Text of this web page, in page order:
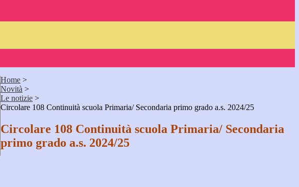
Home >
Novità >
Le notizie >
Circolare 108 Continuità scuola Primaria/ Secondaria primo grado a.s. 2024/25
Circolare 108 Continuità scuola Primaria/ Secondaria
primo grado a.s. 2024/25